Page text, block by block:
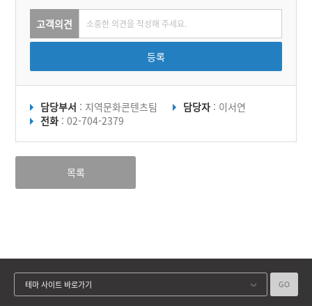
고객의견
등록
담당부서 : 지역문화콘텐츠팀 담당자 : 이서연
전화 : 02-704-2379
목록
테마 사이트 바로가기 GO